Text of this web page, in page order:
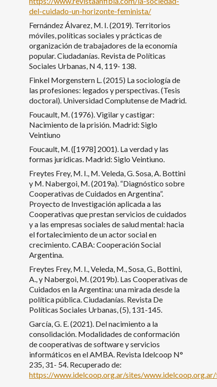
del-cuidado-un-horizonte-feminista/
Fernández Álvarez, M. I. (2019). Territorios
móviles, políticas sociales y prácticas de
organización de trabajadores de la economía
popular. Ciudadanías. Revista de Políticas
Sociales Urbanas, N 4, 119- 138.
Finkel Morgenstern L. (2015) La sociología de
las profesiones: legados y perspectivas. (Tesis
doctoral). Universidad Complutense de Madrid.
Foucault, M. (1976). Vigilar y castigar:
Nacimiento de la prisión. Madrid: Siglo
Veintiuno
Foucault, M. ([1978] 2001). La verdad y las
formas jurídicas. Madrid: Siglo Veintiuno.
Freytes Frey, M. I., M. Veleda, G. Sosa, A. Bottini
y M. Nabergoi, M. (2019a). “Diagnóstico sobre
Cooperativas de Cuidados en Argentina”.
Proyecto de Investigación aplicada a las
Cooperativas que prestan servicios de cuidados
y a las empresas sociales de salud mental: hacia
el fortalecimiento de un actor social en
crecimiento. CABA: Cooperación Social
Argentina.
Freytes Frey, M. I., Veleda, M., Sosa, G., Bottini,
A., y Nabergoi, M. (2019b). Las Cooperativas de
Cuidados en la Argentina: una mirada desde la
política pública. Ciudadanías. Revista De
Políticas Sociales Urbanas, (5), 131-145.
García, G. E. (2021). Del nacimiento a la
consolidación. Modalidades de conformación
de cooperativas de software y servicios
informáticos en el AMBA. Revista Idelcoop N°
235, 31- 54. Recuperado de:
https://www.idelcoop.org.ar/sites/